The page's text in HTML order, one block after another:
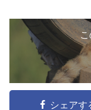
シェアす